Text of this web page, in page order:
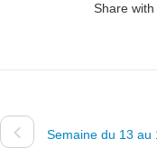
Share
Semaine du 13 au